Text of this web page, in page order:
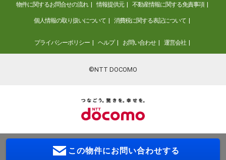
物件に関するお問合せの流れ 情報提供元 不動産情報に関する免責事項
個人情報の取り扱いについて 消費税に関する表記について
プライバシーポリシー ヘルプ お問い合わせ 運営会社
©NTT DOCOMO
この物件にお問い合わせする